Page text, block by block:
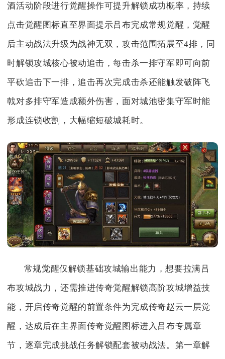
酒活动阶段进行觉醒操作可提升解锁成功概率，持续
点击觉醒图标直至界面提示吕布完成常规觉醒，觉醒
后主动战法升级为战神无双，攻击范围拓展至4排，同
时解锁攻城核心被动追击，每击杀一排守军即可向前
平砍追击下一排，追击再次完成击杀还能触发破阵飞
戟对多排守军造成额外伤害，面对城池密集守军时能
形成连锁收割，大幅缩短破城耗时。
常规觉醒仅解锁基础攻城输出能力，想要拉满吕
布攻城战力，还需推进传奇觉醒解锁高阶攻城增益技
能，开启传奇觉醒的前置条件为完成传奇赵云一层觉
醒，达成后在主界面传奇觉醒图标进入吕布专属章
节，逐章完成挑战任务解锁配套被动战法。第一章解